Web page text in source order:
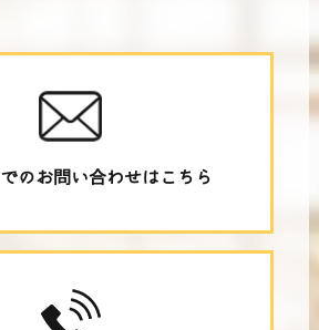
のお問い合わせはこちら